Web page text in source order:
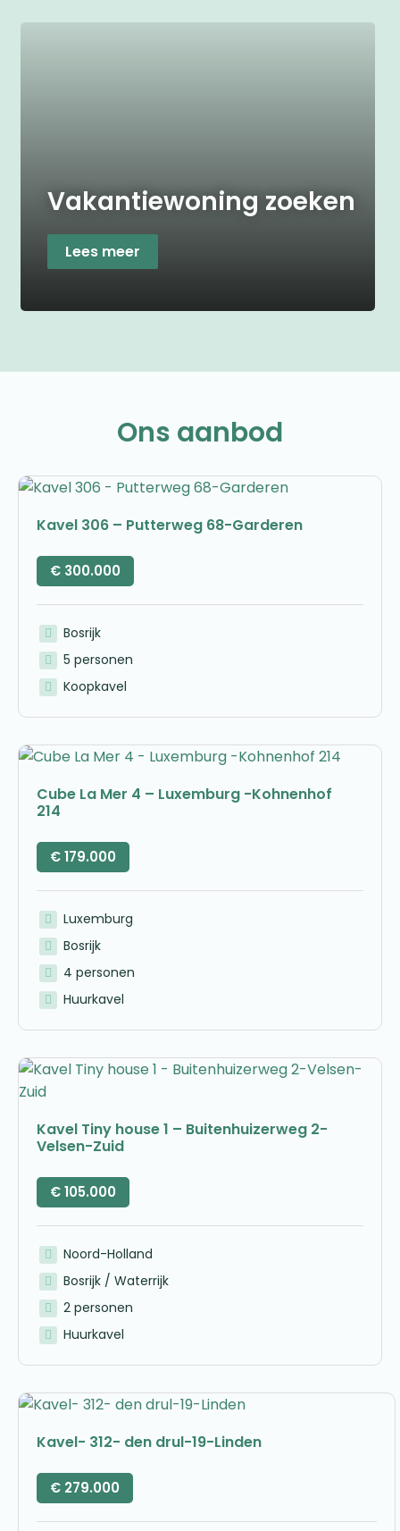
Vakantiewoning zoeken
Lees meer
Ons aanbod
Kavel 306 – Putterweg 68-Garderen
€ 300.000
Bosrijk
5 personen
Koopkavel
Cube La Mer 4 – Luxemburg -Kohnenhof
214
€179.000
Luxemburg
Bosrijk
4 personen
Huurkavel
Kavel Tiny house 1 – Buitenhuizerweg 2-
Velsen-Zuid
€105.000
Noord-Holland
Bosrijk / Waterrijk
2 personen
Huurkavel
Kavel- 312- den drul-19-Linden
€ 279.000